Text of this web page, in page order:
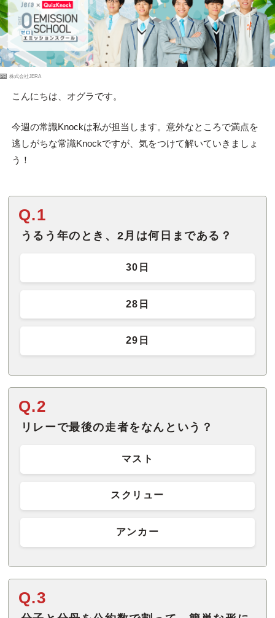
PR 株式会社JERA
こんにちは、オグラです。
今週の常識Knockは私が担当します。意外なところで満点を
逃しがちな常識Knockですが、気をつけて解いていきましょ
う！
Q.1
うるう年のとき、2月は何日まである？
30日
28日
29日
Q.2
リレーで最後の走者をなんという？
マスト
スクリュー
アンカー
Q.3